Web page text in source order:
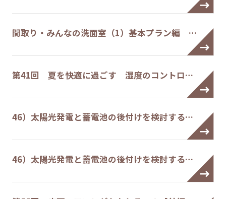
間取り・みんなの洗面室（1）基本プラン編 …
第41回 夏を快適に過ごす 湿度のコントロ…
46）太陽光発電と蓄電池の後付けを検討する…
46）太陽光発電と蓄電池の後付けを検討する…